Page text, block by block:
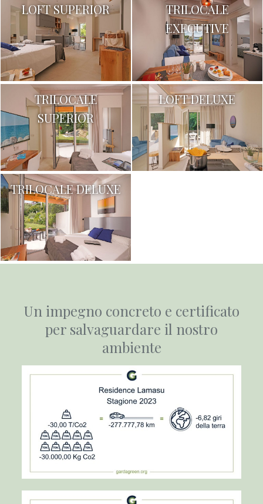
LOFT SUPERIOR
TRILOCALE
EXECUTIVE
TRILOCALE
SUPERIOR
LOFT DELUXE
TRILOCALE DELUXE
Un impegno concreto e certificato
per salvaguardare il nostro
ambiente